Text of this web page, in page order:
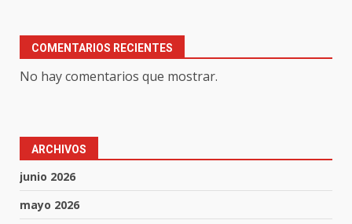
COMENTARIOS RECIENTES
No hay comentarios que mostrar.
ARCHIVOS
junio 2026
mayo 2026